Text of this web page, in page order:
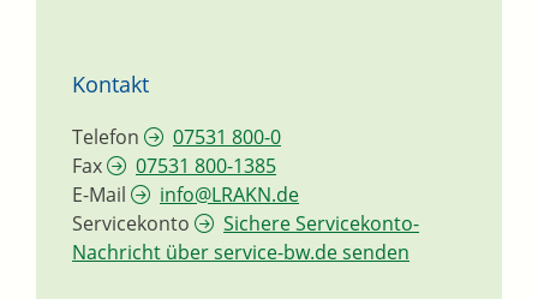
Kontakt
Telefon
07531 800-0
Fax
07531 800-1385
E-Mail
info@LRAKN.de
Servicekonto
Sichere Servicekonto-
Nachricht über service-bw.de senden